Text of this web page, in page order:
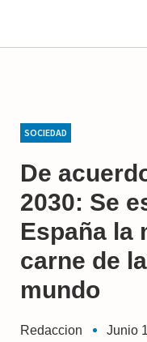
SOCIEDAD
De
2030: Se
España la
carne de
mundo
Redaccion Junio